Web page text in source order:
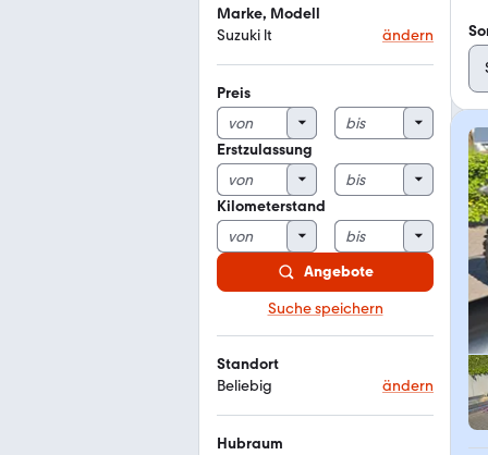
Marke, Modell
Suzuki lt
ändern
Preis
Erstzulassung
Kilometerstand
Angebote
Suche speichern
Standort
Beliebig
ändern
Hubraum